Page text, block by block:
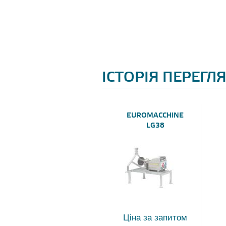
ІСТОРІЯ
EUROMACCHINE
LG38
Ціна за запитом